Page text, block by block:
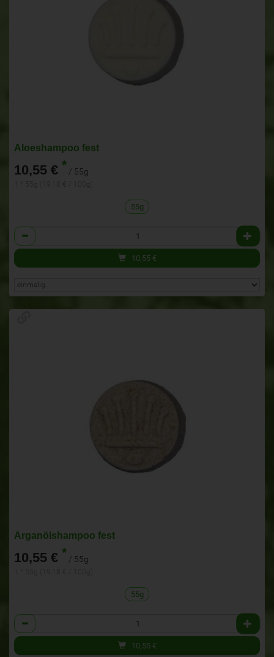
Aloeshampoo fest
10,55 € * / 55g
55g
Anzahl
10,55 €
Arganölshampoo fest
10,55 € * / 55g
55g
Anzahl
10,55 €